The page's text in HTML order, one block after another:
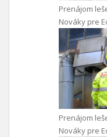
Prenájom
Nováky pre
Prenájom
Nováky pre